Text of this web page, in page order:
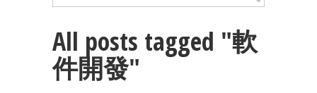
All posts tagged "軟
件開發"